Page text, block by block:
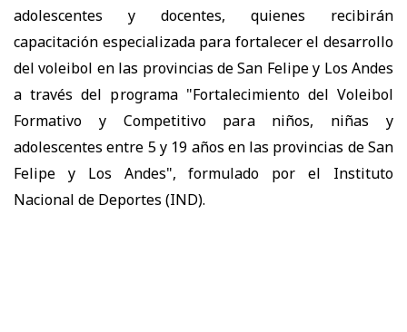
adolescentes y docentes, quienes recibirán
capacitación especializada para fortalecer el desarrollo
del voleibol en las provincias de San Felipe y Los Andes
a través del programa "Fortalecimiento del Voleibol
Formativo y Competitivo para niños, niñas y
adolescentes entre 5 y 19 años en las provincias de San
Felipe y Los Andes", formulado por el Instituto
Nacional de Deportes (IND).